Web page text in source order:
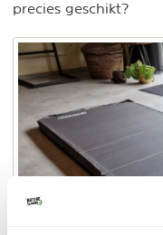
precies geschikt?